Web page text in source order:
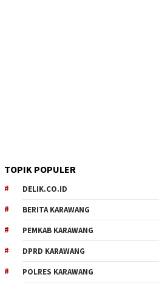
TOPIK POPULER
DELIK.CO.ID
BERITA KARAWANG
PEMKAB KARAWANG
DPRD KARAWANG
POLRES KARAWANG